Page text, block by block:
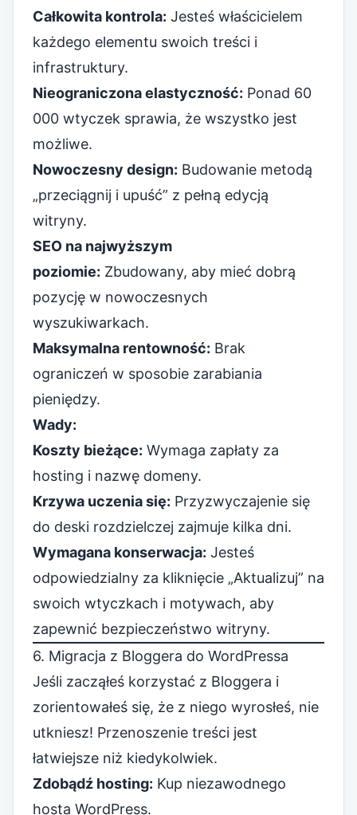
Całkowita kontrola: Jesteś właścicielem
każdego elementu swoich treści i
infrastruktury.
Nieograniczona elastyczność: Ponad 60
000 wtyczek sprawia, że ​​wszystko jest
możliwe.
Nowoczesny design: Budowanie metodą
„przeciągnij i upuść” z pełną edycją
witryny.
SEO na najwyższym
poziomie: Zbudowany, aby mieć dobrą
pozycję w nowoczesnych
wyszukiwarkach.
Maksymalna rentowność: Brak
ograniczeń w sposobie zarabiania
pieniędzy.
Wady:
Koszty bieżące: Wymaga zapłaty za
hosting i nazwę domeny.
Krzywa uczenia się: Przyzwyczajenie się
do deski rozdzielczej zajmuje kilka dni.
Wymagana konserwacja: Jesteś
odpowiedzialny za kliknięcie „Aktualizuj” na
swoich wtyczkach i motywach, aby
zapewnić bezpieczeństwo witryny.
6. Migracja z Bloggera do WordPressa
Jeśli zacząłeś korzystać z Bloggera i
zorientowałeś się, że z niego wyrosłeś, nie
utkniesz! Przenoszenie treści jest
łatwiejsze niż kiedykolwiek.
Zdobądź hosting: Kup niezawodnego
hosta WordPress.